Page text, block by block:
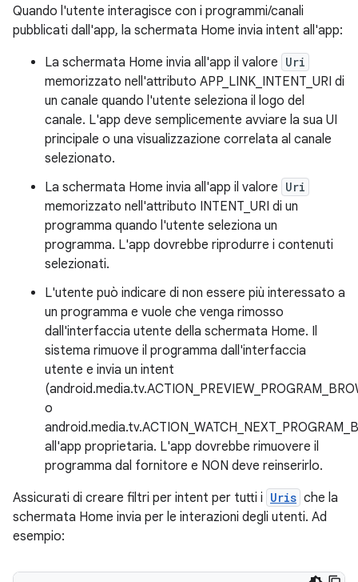
Quando l'utente interagisce con i programmi/canali
pubblicati dall'app, la schermata Home invia intent all'app:
La schermata Home invia all'app il valore Uri
memorizzato nell'attributo APP_LINK_INTENT_URI di
un canale quando l'utente seleziona il logo del
canale. L'app deve semplicemente avviare la sua UI
principale o una visualizzazione correlata al canale
selezionato.
La schermata Home invia all'app il valore Uri
memorizzato nell'attributo INTENT_URI di un
programma quando l'utente seleziona un
programma. L'app dovrebbe riprodurre i contenuti
selezionati.
L'utente può indicare di non essere più interessato a
un programma e vuole che venga rimosso
dall'interfaccia utente della schermata Home. Il
sistema rimuove il programma dall'interfaccia
utente e invia un intent
o
all'app proprietaria. L'app dovrebbe rimuovere il
programma dal fornitore e NON deve reinserirlo.
Assicurati di creare filtri per intent per tutti i Uris che la
schermata Home invia per le interazioni degli utenti. Ad
esempio: